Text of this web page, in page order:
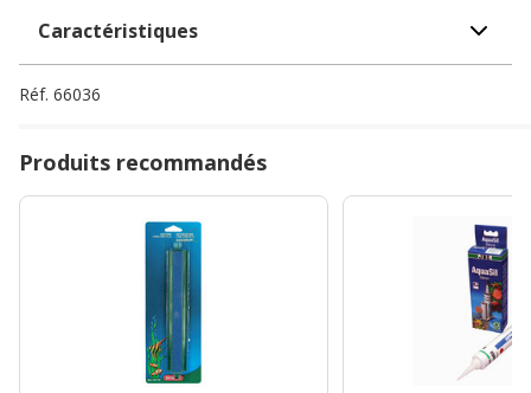
Caractéristiques
Réf. 66036
Produits recommandés